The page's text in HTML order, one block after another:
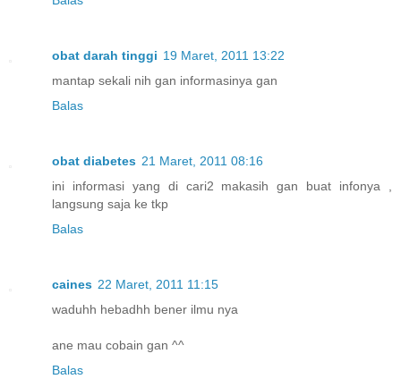
obat darah tinggi 19 Maret, 2011 13:22
mantap sekali nih gan informasinya gan
Balas
obat diabetes 21 Maret, 2011 08:16
ini informasi yang di cari2 makasih gan buat infonya ,
langsung saja ke tkp
Balas
caines 22 Maret, 2011 11:15
waduhh hebadhh bener ilmu nya
ane mau cobain gan ^^
Balas